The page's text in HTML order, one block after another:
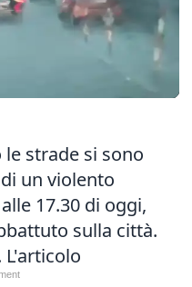
le strade si sono
un violento
17.30 di oggi,
sulla città.
L'articolo